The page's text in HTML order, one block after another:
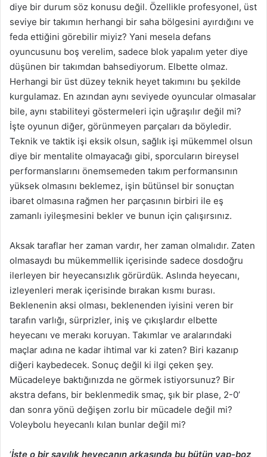
diye bir durum söz konusu değil. Özellikle profesyonel, üst
seviye bir takımın herhangi bir saha bölgesini ayırdığını ve
feda ettiğini görebilir miyiz? Yani mesela defans
oyuncusunu boş verelim, sadece blok yapalım yeter diye
düşünen bir takımdan bahsediyorum. Elbette olmaz.
Herhangi bir üst düzey teknik heyet takımını bu şekilde
kurgulamaz. En azından aynı seviyede oyuncular olmasalar
bile, aynı stabiliteyi göstermeleri için uğraşılır değil mi?
İşte oyunun diğer, görünmeyen parçaları da böyledir.
Teknik ve taktik işi eksik olsun, sağlık işi mükemmel olsun
diye bir mentalite olmayacağı gibi, sporcuların bireysel
performanslarını önemsemeden takım performansının
yüksek olmasını beklemez, işin bütünsel bir sonuçtan
ibaret olmasına rağmen her parçasının birbiri ile eş
zamanlı iyileşmesini bekler ve bunun için çalışırsınız.
Aksak taraflar her zaman vardır, her zaman olmalıdır. Zaten
olmasaydı bu mükemmellik içerisinde sadece dosdoğru
ilerleyen bir heyecansızlık görürdük. Aslında heyecanı,
izleyenleri merak içerisinde bırakan kısmı burası.
Beklenenin aksi olması, beklenenden iyisini veren bir
tarafın varlığı, sürprizler, iniş ve çıkışlardır elbette
heyecanı ve merakı koruyan. Takımlar ve aralarındaki
maçlar adına ne kadar ihtimal var ki zaten? Biri kazanıp
diğeri kaybedecek. Sonuç değil ki ilgi çeken şey.
Mücadeleye baktığınızda ne görmek istiyorsunuz? Bir
akstra defans, bir beklenmedik smaç, şık bir plase, 2-0’
dan sonra yönü değişen zorlu bir mücadele değil mi?
Voleybolu heyecanlı kılan bunlar değil mi?
‘İşte o bir sayılık heyecanın arkasında bu bütün yap-boz